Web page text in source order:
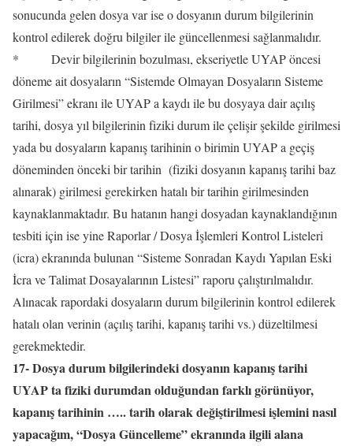
sonucunda gelen dosya var ise o dosyanın durum bilgilerinin
kontrol edilerek doğru bilgiler ile güncellenmesi sağlanmalıdır.
* Devir bilgilerinin bozulması, ekseriyetle UYAP öncesi
döneme ait dosyaların “Sistemde Olmayan Dosyaların Sisteme
Girilmesi” ekranı ile UYAP a kaydı ile bu dosyaya dair açılış
tarihi, dosya yıl bilgilerinin fiziki durum ile çelişir şekilde girilmesi
yada bu dosyaların kapanış tarihinin o birimin UYAP a geçiş
döneminden önceki bir tarihin (fiziki dosyanın kapanış tarihi baz
alınarak) girilmesi gerekirken hatalı bir tarihin girilmesinden
kaynaklanmaktadır. Bu hatanın hangi dosyadan kaynaklandığının
tesbiti için ise yine Raporlar / Dosya İşlemleri Kontrol Listeleri
(icra) ekranında bulunan “Sisteme Sonradan Kaydı Yapılan Eski
İcra ve Talimat Dosayalarının Listesi” raporu çalıştırılmalıdır.
Alınacak rapordaki dosyaların durum bilgilerinin kontrol edilerek
hatalı olan verinin (açılış tarihi, kapanış tarihi vs.) düzeltilmesi
gerekmektedir.
17- Dosya durum bilgilerindeki dosyanın kapanış tarihi
UYAP ta fiziki durumdan olduğundan farklı görünüyor,
kapanış tarihinin ….. tarih olarak değiştirilmesi işlemini nasıl
yapacağım, “Dosya Güncelleme” ekranında ilgili alana